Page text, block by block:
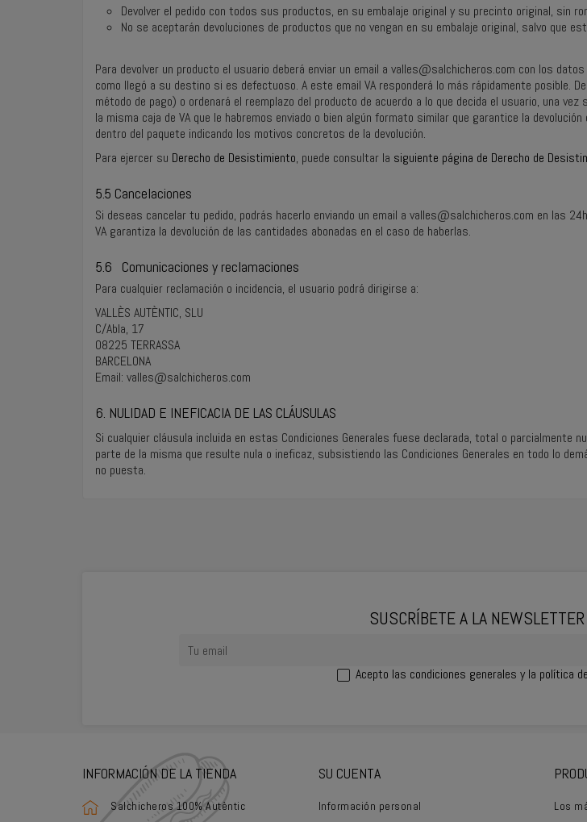
Devolver el pedido con todos sus productos, en su embalaje original y su precinto original, sin
No se aceptarán devoluciones de productos que no vengan en su embalaje original, salvo que
Para devolver un producto el usuario deberá enviar un email a valles@salchicheros.com con los
como llegó a su destino si es defectuoso. A este email VA responderá lo más rápidamente posible.
método de pago) o ordenará el reemplazo del producto de acuerdo a lo que decida el usuario, una
la misma caja de VA que le habremos enviado o bien algún formato similar que garantice la
dentro del paquete indicando los motivos concretos de la devolución.
Para ejercer su Derecho de Desistimiento, puede consultar la siguiente página de Derecho de
5.5 Cancelaciones
Si deseas cancelar tu pedido, podrás hacerlo enviando un email a valles@salchicheros.com en las
VA garantiza la devolución de las cantidades abonadas en el caso de haberlas.
5.6 Comunicaciones y reclamaciones
Para cualquier reclamación o incidencia, el usuario podrá dirigirse a:
VALLÈS AUTÈNTIC, SLU
C/Abla, 17
08225 TERRASSA
BARCELONA
Email: valles@salchicheros.com
6. NULIDAD E INEFICACIA DE LAS CLÁUSULAS
Si cualquier cláusula incluida en estas Condiciones Generales fuese declarada, total o parcialmente
parte de la misma que resulte nula o ineficaz, subsistiendo las Condiciones Generales en todo lo
no puesta.
SUSCRÍBETE A LA
Acepto las condiciones generales y la política
INFORMACIÓN DE LA TIENDA
Salchicheros 100% Autèntic
SU CUENTA
Información personal Los